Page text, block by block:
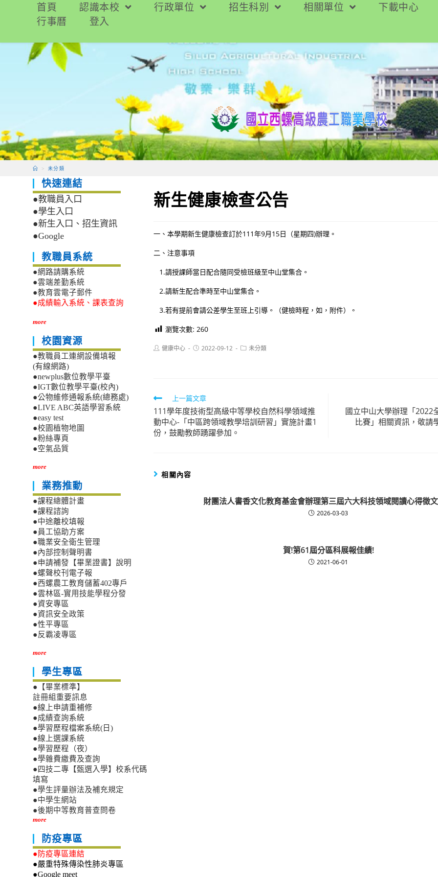
要
首頁 認識本校 行政單位 招生科別 相關單位
下載中心
行事曆
登入
> 未分類
新生健康檢查公告
一、本學期新生健康檢查訂於111年9月15日（星期四)辦理。
二、注意事項
1.請授課師當日配合隨同受檢班級至中山堂集合。
2.請新生配合準時至中山堂集合。
3.若有提前會請公差學生至班上引導。（健檢時程，如，附件）。
瀏覽次數: 260
Post健康中心
Post2022-09-12
Post未分類
Read
more
articles
上一篇文章
111學年度技術型高級中等學校自然科學領域推
動中心-「中區跨領域教學培訓研習」實施計畫1
份，鼓勵教師踴躍參加。
國立中山大學辦理「2022
比賽」相關資訊，敬請
相關內容
財團法人書香文化教育基金會辦理第三屆六大科技領域閱讀心得徵
2026-03-03
賀!第61屆分區科展報佳績!
2021-06-01
快速連結
●教職員入口
●學生入口
●新生入口、招生資訊
●Google
教職員系統
●網路請購系統
●雲端差勤系統
●教育雲電子郵件
●成績輸入系統、課表查詢
more
校園資源
●教職員工連網設備填報
(有線網路)
●newplus數位教學平臺
●IGT數位教學平臺(校內)
●公物維修通報系統(總務處)
●LIVE ABC英語學習系統
●easy test
●校園植物地圖
●粉絲專頁
●空氣品質
more
業務推動
●課程總體計畫
●課程諮詢
●中途離校填報
●員工協助方案
●職業安全衛生管理
●內部控制聲明書
●申請補發【畢業證書】說明
●螺聲校刊電子報
●西螺農工教育儲蓄402專戶
●雲林區-實用技能學程分發
●資安專區
●資訊安全政策
●性平專區
●反霸凌專區
more
學生專區
●【畢業標準】
註冊組重要訊息
●線上申請重補修
●成績查詢系統
●學習歷程檔案系統(日)
●線上選課系統
●學習歷程（夜）
●學雜費繳費及查詢
●四技二專【甄選入學】校系代碼
填寫
●學生評量辦法及補充規定
●中學生網站
●後期中等教育普查問卷
more
防疫專區
●防疫專區連結
●嚴重特殊傳染性肺炎專區
●Google meet